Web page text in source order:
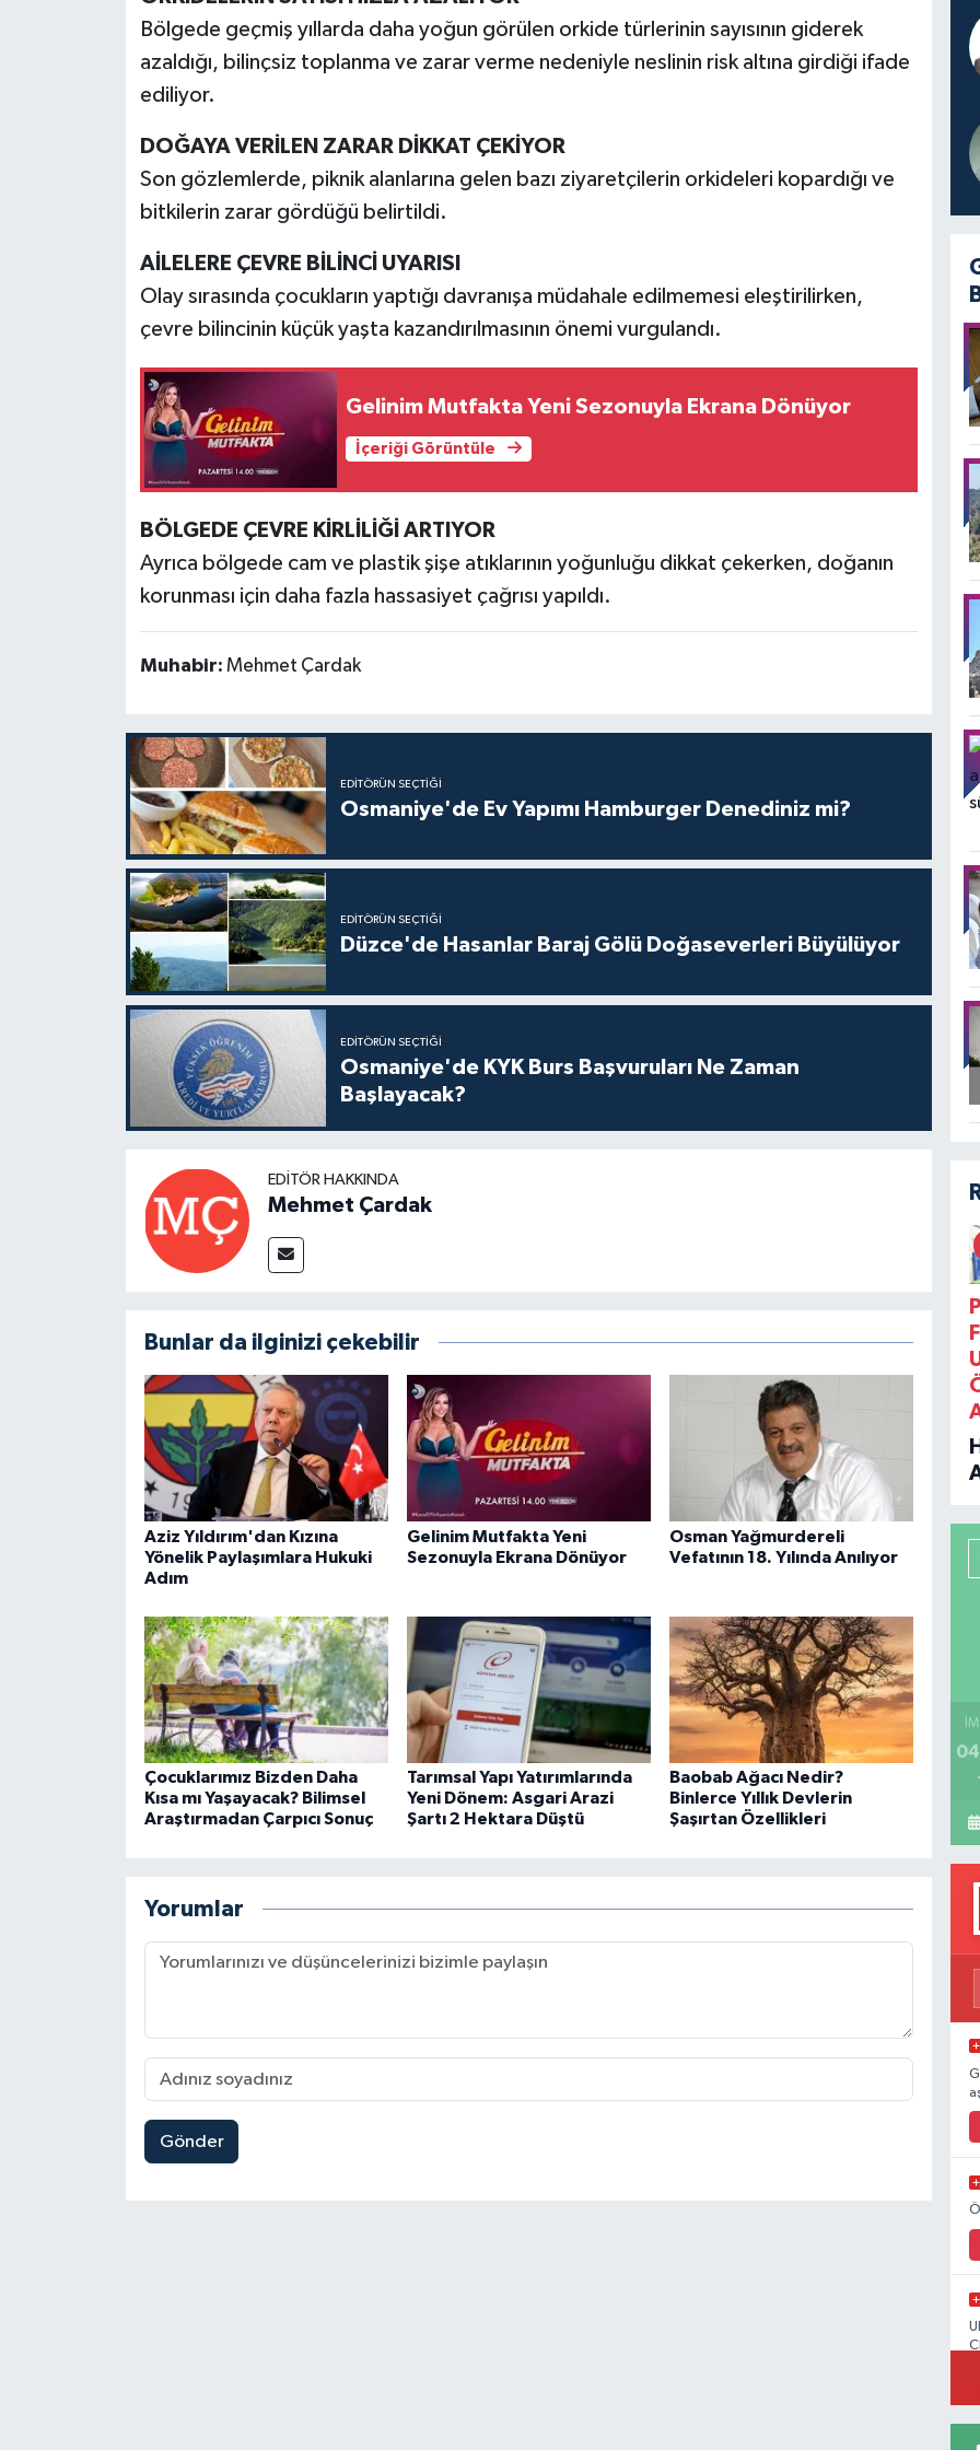
Bölgede geçmiş yıllarda daha yoğun görülen orkide türlerinin sayısının giderek
azaldığı, bilinçsiz toplanma ve zarar verme nedeniyle neslinin risk altına girdiği ifade
ediliyor.
DOĞAYA VERİLEN ZARAR DİKKAT ÇEKİYOR
Son gözlemlerde, piknik alanlarına gelen bazı ziyaretçilerin orkideleri kopardığı ve
bitkilerin zarar gördüğü belirtildi.
AİLELERE ÇEVRE BİLİNCİ UYARISI
Olay sırasında çocukların yaptığı davranışa müdahale edilmemesi eleştirilirken,
çevre bilincinin küçük yaşta kazandırılmasının önemi vurgulandı.
Gelinim Mutfakta Yeni Sezonuyla Ekrana Dönüyor
İçeriği Görüntüle
BÖLGEDE ÇEVRE KİRLİLİĞİ ARTIYOR
Ayrıca bölgede cam ve plastik şişe atıklarının yoğunluğu dikkat çekerken, doğanın
korunması için daha fazla hassasiyet çağrısı yapıldı.
Muhabir: Mehmet Çardak
EDITÖRÜN SEÇTIĞI
Osmaniye'de Ev Yapımı Hamburger Denediniz mi?
EDITÖRÜN SEÇTIĞI
Düzce'de Hasanlar Baraj Gölü Doğaseverleri Büyülüyor
EDITÖRÜN SEÇTIĞI
Osmaniye'de KYK Burs Başvuruları Ne Zaman
Başlayacak?
EDITÖR HAKKINDA
Mehmet Çardak
Bunlar da ilginizi çekebilir
Aziz Yıldırım'dan Kızına
Yönelik Paylaşımlara Hukuki
Adım
Gelinim Mutfakta Yeni
Sezonuyla Ekrana Dönüyor
Osman Yağmurdereli
Vefatının 18. Yılında Anılıyor
Çocuklarımız Bizden Daha
Kısa mı Yaşayacak? Bilimsel
Araştırmadan Çarpıcı Sonuç
Tarımsal Yapı Yatırımlarında
Yeni Dönem: Asgari Arazi
Şartı 2 Hektara Düştü
Baobab Ağacı Nedir?
Binlerce Yıllık Devlerin
Şaşırtan Özellikleri
Yorumlar
Gönder